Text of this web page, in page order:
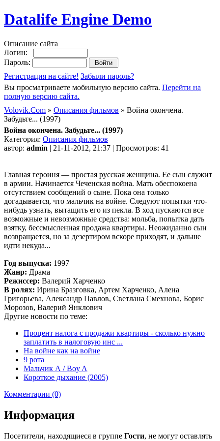
Datalife Engine Demo
Описание сайта
Логин:
Пароль:
Регистрация на сайте! Забыли пароль?
Вы просматриваете мобильную версию сайта. Перейти на
полную версию сайта.
Volovik.Com » Описания фильмов » Война окончена.
Забудьте... (1997)
Война окончена. Забудьте... (1997)
Категория: Описания фильмов
автор: admin | 21-11-2012, 21:37 | Просмотров: 41
Главная героиня — простая русская женщина. Ее сын служит
в армии. Начинается Чеченская война. Мать обеспокоена
отсутствием сообщений о сыне. Пока она только
догадывается, что мальчик на войне. Следуют попытки что-
нибудь узнать, вытащить его из пекла. В ход пускаются все
возможные и невозможные средства: мольба, попытка дать
взятку, бессмысленная продажа квартиры. Неожиданно сын
возвращается, но за дезертиром вскоре приходят, и дальше
идти некуда...
Год выпуска: 1997
Жанр: Драма
Режиссер: Валерий Харченко
В ролях: Ирина Бразговка, Артем Харченко, Алена
Григорьева, Александр Павлов, Светлана Смехнова, Борис
Морозов, Валерий Янклович
Другие новости по теме:
Процент налога с продажи квартиры - сколько нужно
заплатить в налоговую инс ...
На войне как на войне
9 рота
Мальчик А / Boy A
Короткое дыхание (2005)
Комментарии (0)
Информация
Посетители, находящиеся в группе Гости, не могут оставлять